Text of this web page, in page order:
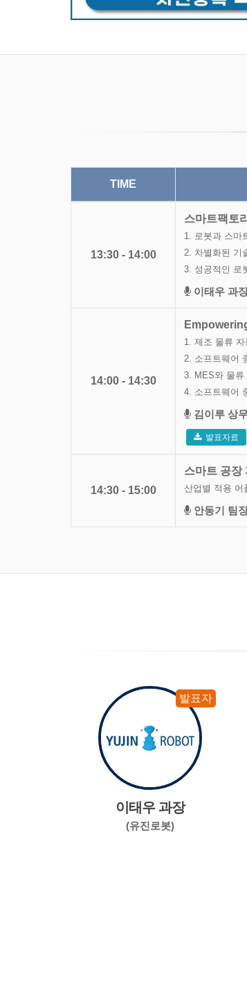
TIME
13:30 - 14:00
스마트팩토
1. 로봇과 스마
2. 차별화된 기
3. 성공적인 로
이태우 과
14:00 - 14:30
1. 제조 물류
2. 소프트웨어
3. MES와 물류
4. 소프트웨어
김이루 상
발표자료
14:30 - 15:00
스마트 공장
산업별 적용 어
안동기 팀
발표자
이태우 과장
(유진로봇)